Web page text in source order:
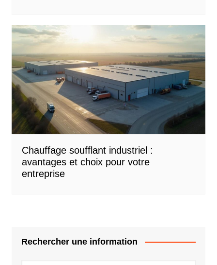
Chauffage soufflant industriel :
avantages et choix pour votre
entreprise
Rechercher une information